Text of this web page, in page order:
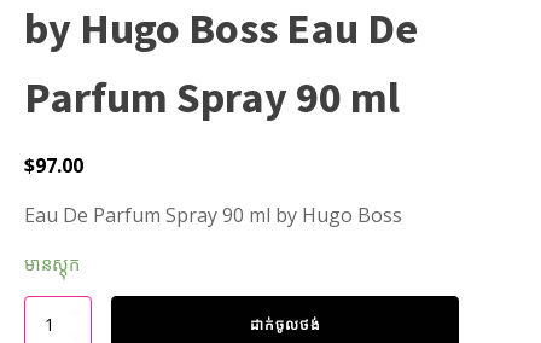
by Hugo Boss Eau De
Parfum Spray 90 ml
$97.00
Eau De Parfum Spray 90 ml by Hugo Boss
មានស្តុក
ដាក់ចូលថង់